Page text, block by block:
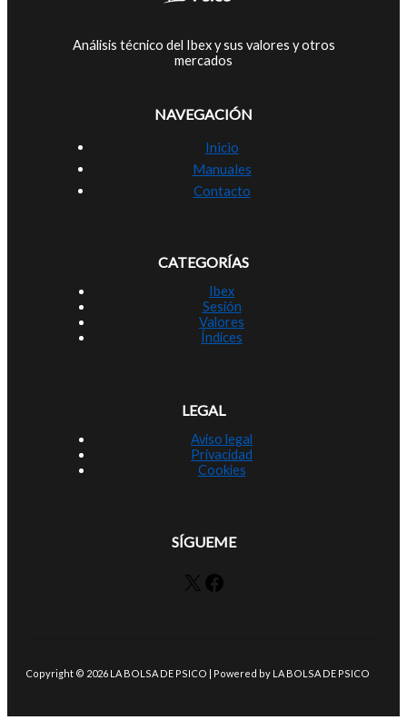
Análisis técnico del Ibex y sus valores y otros
mercados
NAVEGACIÓN
Inicio
Manuales
Contacto
CATEGORÍAS
Ibex
Sesión
Valores
Índices
LEGAL
Aviso legal
Privacidad
Cookies
SÍGUEME
X Facebook
Copyright © 2026 LA BOLSA DE PSICO | Powered by LA BOLSA DE PSICO